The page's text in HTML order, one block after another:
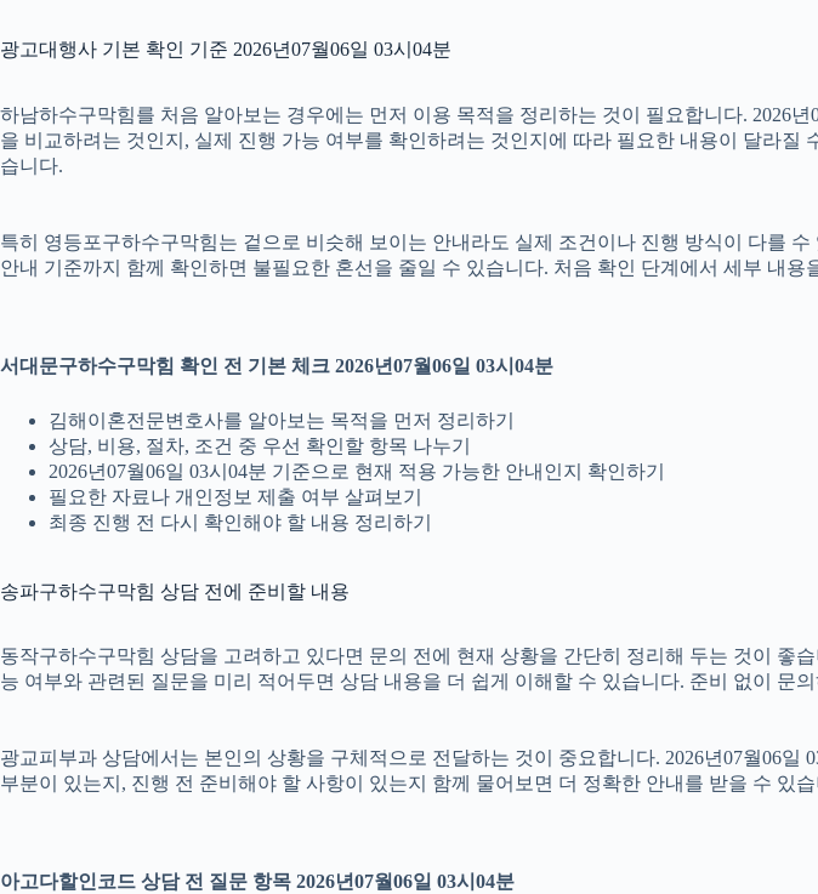
광고대행사 기본 확인 기준 2026년07월06일 03시04분
하남하수구막힘를 처음 알아보는 경우에는 먼저 이용 목적을 정리하는 것이 필요합니다. 2026
을 비교하려는 것인지, 실제 진행 가능 여부를 확인하려는 것인지에 따라 필요한 내용이 달라
습니다.
특히 영등포구하수구막힘는 겉으로 비슷해 보이는 안내라도 실제 조건이나 진행 방식이 다를
안내 기준까지 함께 확인하면 불필요한 혼선을 줄일 수 있습니다. 처음 확인 단계에서 세부 내용
서대문구하수구막힘 확인 전 기본 체크 2026년07월06일 03시04분
김해이혼전문변호사를 알아보는 목적을 먼저 정리하기
상담, 비용, 절차, 조건 중 우선 확인할 항목 나누기
2026년07월06일 03시04분 기준으로 현재 적용 가능한 안내인지 확인하기
필요한 자료나 개인정보 제출 여부 살펴보기
최종 진행 전 다시 확인해야 할 내용 정리하기
송파구하수구막힘 상담 전에 준비할 내용
동작구하수구막힘 상담을 고려하고 있다면 문의 전에 현재 상황을 간단히 정리해 두는 것이 좋
능 여부와 관련된 질문을 미리 적어두면 상담 내용을 더 쉽게 이해할 수 있습니다. 준비 없이 문
광교피부과 상담에서는 본인의 상황을 구체적으로 전달하는 것이 중요합니다. 2026년07월06
부분이 있는지, 진행 전 준비해야 할 사항이 있는지 함께 물어보면 더 정확한 안내를 받을 수 있
아고다할인코드 상담 전 질문 항목 2026년07월06일 03시04분